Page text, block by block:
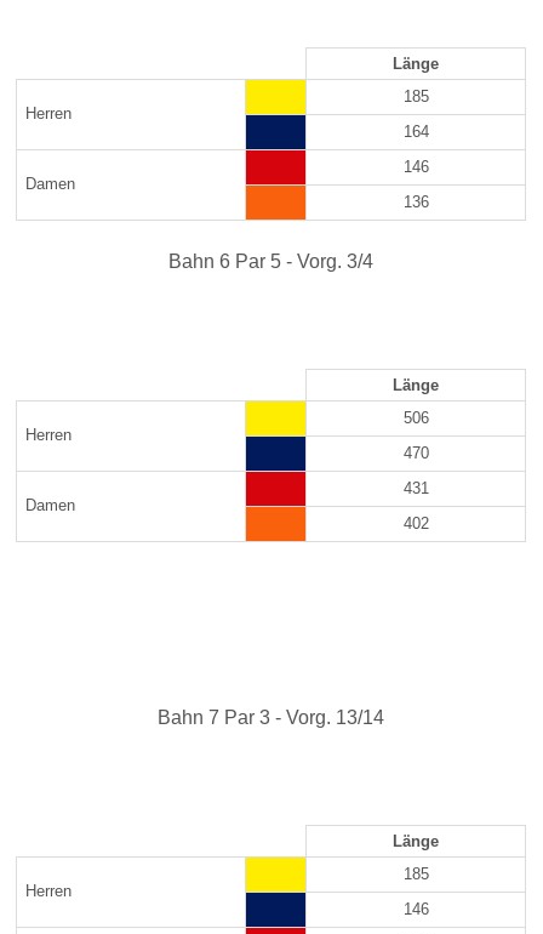
Länge
Herren
185
164
Damen
146
136
Bahn 6 Par 5 - Vorg. 3/4
Länge
Herren
506
470
Damen
431
402
Bahn 7 Par 3 - Vorg. 13/14
Länge
Herren
185
146